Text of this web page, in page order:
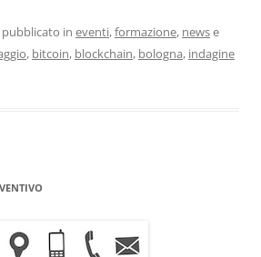
in eventi,formazione, newse
, bitcoin, blockchain, bologna, indagine